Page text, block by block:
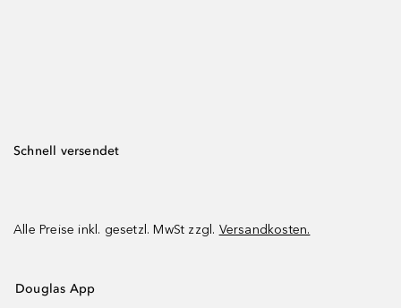
Schnell versendet
Alle Preise inkl. gesetzl. MwSt zzgl. Versandkosten.
Douglas App